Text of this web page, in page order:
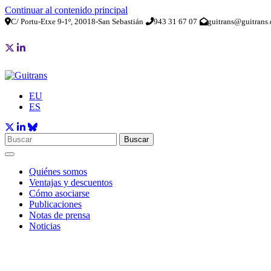
Continuar al contenido principal
C/ Portu-Etxe 9-1º, 20018-San Sebastián 943 31 67 07
EU
ES
Buscar
Quiénes somos
Ventajas y descuentos
Cómo asociarse
Publicaciones
Notas de prensa
Noticias